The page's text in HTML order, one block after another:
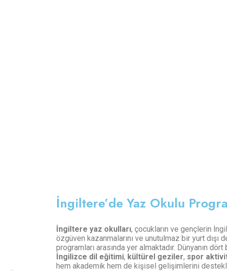
İngiltere’de Yaz Okulu
İngiltere yaz okulları, çocukların ve gençlerin
özgüven kazanmalarını ve unutulmaz bir yurt dışı
programları arasında yer almaktadır. Dünyanın
İngilizce dil eğitimi, kültürel geziler, spor
hem akademik hem de kişisel gelişimlerini